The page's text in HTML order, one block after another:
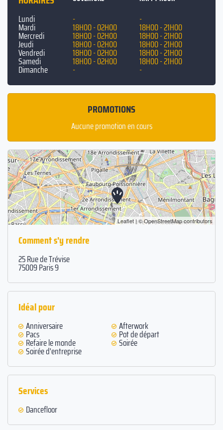
Lundi - -
Mardi 18H00 - 02H00 18H00 - 21H00
Mercredi 18H00 - 02H00 18H00 - 21H00
Jeudi 18H00 - 02H00 18H00 - 21H00
Vendredi 18H00 - 02H00 18H00 - 21H00
Samedi 18H00 - 02H00 18H00 - 21H00
Dimanche - -
PROMOTIONS
Aucune promotion en cours
Leaflet | ©OpenStreetMapcontributors
Comment s'y rendre
25 Rue de Trévise
75009 Paris 9
Idéal pour
Anniversaire Afterwork
Pacs Pot de départ
Refaire le monde Soirée
Soirée d'entreprise
Services
Dancefloor